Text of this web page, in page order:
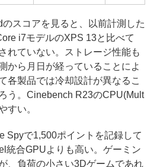
スコアを見ると、以前計測した
i7モデルのXPS 13と比べて
れていない。ストレージ性能も
から月日が経っていることによ
各製品では冷却設計が異なるこ
う。Cinebench R23のCPU(Mult
すい。
Spyで1,500ポイントを記録して
統合GPUよりも高い。ゲーミン
、負荷の小さい3Dゲームであれ